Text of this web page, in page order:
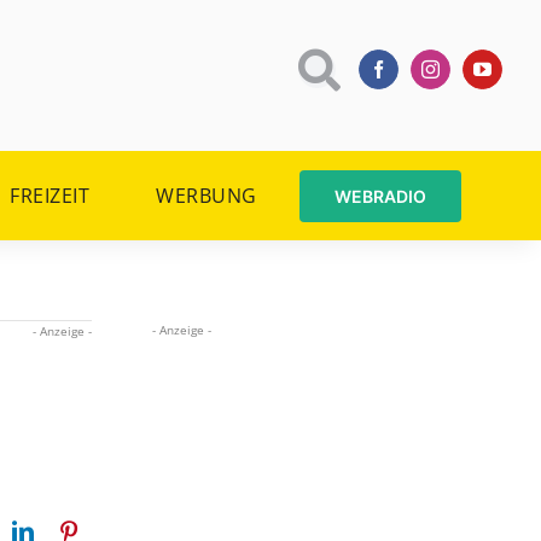
FREIZEIT WERBUNG WEBRADIO
- Anzeige - - Anzeige -